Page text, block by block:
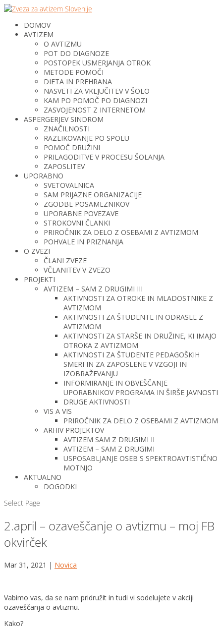
DOMOV
AVTIZEM
O AVTIZMU
POT DO DIAGNOZE
POSTOPEK USMERJANJA OTROK
METODE POMOČI
DIETA IN PREHRANA
NASVETI ZA VKLJUČITEV V ŠOLO
KAM PO POMOČ PO DIAGNOZI
ZASVOJENOST Z INTERNETOM
ASPERGERJEV SINDROM
ZNAČILNOSTI
RAZLIKOVANJE PO SPOLU
POMOČ DRUŽINI
PRILAGODITVE V PROCESU ŠOLANJA
ZAPOSLITEV
UPORABNO
SVETOVALNICA
SAM PRIJAZNE ORGANIZACIJE
ZGODBE POSAMEZNIKOV
UPORABNE POVEZAVE
STROKOVNI ČLANKI
PRIROČNIK ZA DELO Z OSEBAMI Z AVTIZMOM
POHVALE IN PRIZNANJA
O ZVEZI
ČLANI ZVEZE
VČLANITEV V ZVEZO
PROJEKTI
AVTIZEM – SAM Z DRUGIMI III
AKTIVNOSTI ZA OTROKE IN MLADOSTNIKE Z
AVTIZMOM
AKTIVNOSTI ZA ŠTUDENTE IN ODRASLE Z
AVTIZMOM
AKTIVNOSTI ZA STARŠE IN DRUŽINE, KI IMAJO
OTROKA Z AVTIZMOM
AKTIVNOSTI ZA ŠTUDENTE PEDAGOŠKIH
SMERI IN ZA ZAPOSLENE V VZGOJI IN
IZOBRAŽEVANJU
INFORMIRANJE IN OBVEŠČANJE
UPORABNIKOV PROGRAMA IN ŠIRŠE JAVNOSTI
DRUGE AKTIVNOSTI
VIS A VIS
PRIROČNIK ZA DELO Z OSEBAMI Z AVTIZMOM
ARHIV PROJEKTOV
AVTIZEM SAM Z DRUGIMI II
AVTIZEM – SAM Z DRUGIMI
USPOSABLJANJE OSEB S SPEKTROAVTISTIČNO
MOTNJO
AKTUALNO
DOGODKI
Select Page
2.april – ozaveščanje o avtizmu – moj FB
okvirček
Mar 31, 2021 | Novica
Vabimo vas, da se nam pridružit in tudi vi sodelujete v akciji
ozaveščanja o avtizmu.
Kako?